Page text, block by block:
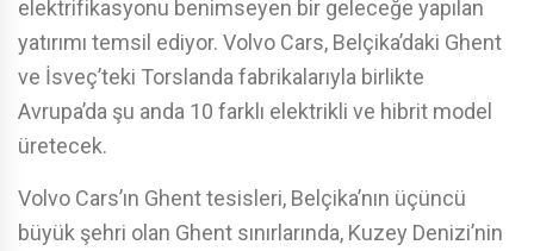
elektrifikasyonu benimseyen bir geleceğe yapılan
yatırımı temsil ediyor. Volvo Cars, Belçika’daki Ghent
ve İsveç’teki Torslanda fabrikalarıyla birlikte
Avrupa’da şu anda 10 farklı elektrikli ve hibrit model
üretecek.
Volvo Cars’ın Ghent tesisleri, Belçika’nın üçüncü
büyük şehri olan Ghent sınırlarında, Kuzey Denizi’nin